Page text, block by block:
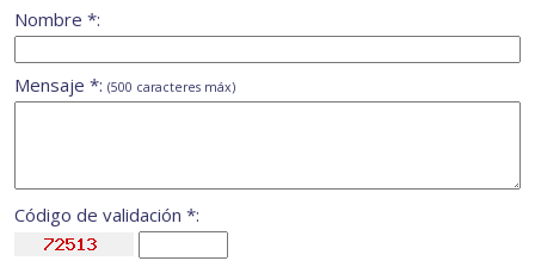
Nombre *:
Mensaje *: (500 caracteres máx)
Código de validación *: